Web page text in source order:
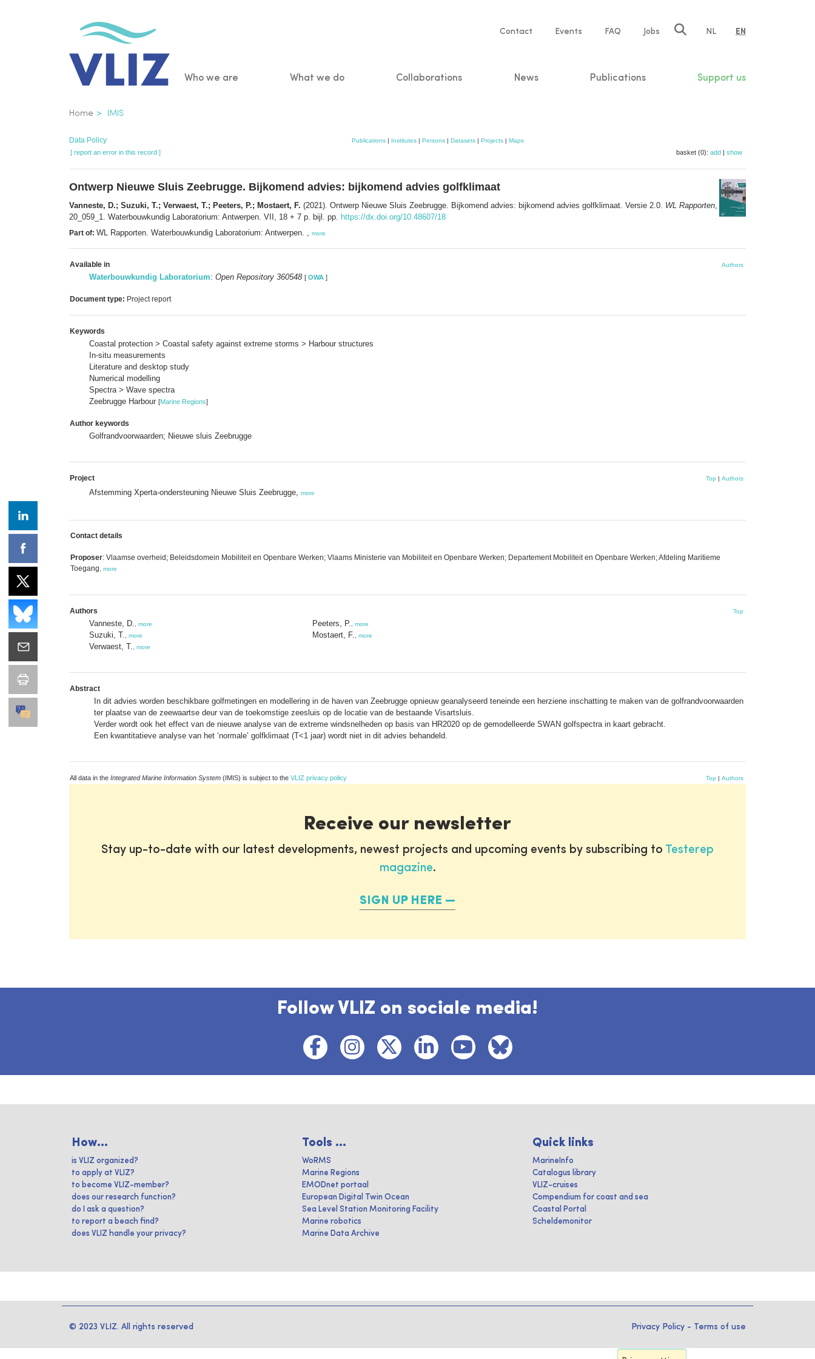
Service
Contact Events FAQ Jobs NL EN
Main
Who we are What we do Collaborations News Publications Support us
Breadcrumb
Home IMIS
Data Policy Publications | Institutes | Persons | Datasets | Projects | Maps
[ report an error in this record ] basket (0): add | show
Ontwerp Nieuwe Sluis Zeebrugge. Bijkomend advies: bijkomend advies golfklimaat
Vanneste, D.; Suzuki, T.; Verwaest, T.; Peeters, P.; Mostaert, F. (2021). Ontwerp Nieuwe Sluis Zeebrugge. Bijkomend advies: bijkomend advies golfklimaat. Versie 2.0. WL Rapporten
20_059_1. Waterbouwkundig Laboratorium: Antwerpen. VII, 18 + 7 p. bijl. pp.
https://dx.doi.org/10.48607/18
Part of: WL Rapporten. Waterbouwkundig Laboratorium: Antwerpen. , more
Available in Authors
Waterbouwkundig Laboratorium: Open Repository 360548 [ OWA ]
Document type: Project report
Keywords
Coastal protection > Coastal safety against extreme storms > Harbour structures
In-situ measurements
Literature and desktop study
Numerical modelling
Spectra > Wave spectra
Zeebrugge Harbour [Marine Regions]
Author keywords
Golfrandvoorwaarden; Nieuwe sluis Zeebrugge
Project Top | Authors
Afstemming Xperta-ondersteuning Nieuwe Sluis Zeebrugge, more
Contact details
Proposer: Vlaamse overheid; Beleidsdomein Mobiliteit en Openbare Werken; Vlaams Ministerie van Mobiliteit en Openbare Werken; Departement Mobiliteit en Openbare Werken; Afdeling Maritieme
Toegang
more
Authors Top
Vanneste, D. more
Suzuki, T. more
Verwaest, T. more
Peeters, P. more
Mostaert, F. more
Abstract
In dit advies worden beschikbare golfmetingen en modellering in de haven van Zeebrugge opnieuw geanalyseerd teneinde een herziene inschatting te maken van de golfrandvoorwaarden
ter plaatse van de zeewaartse deur van de toekomstige zeesluis op de locatie van de bestaande Visartsluis.
Verder wordt ook het effect van de nieuwe analyse van de extreme windsnelheden op basis van HR2020 op de gemodelleerde SWAN golfspectra in kaart gebracht.
Een kwantitatieve analyse van het ‘normale’ golfklimaat (T<1 jaar) wordt niet in dit advies behandeld.
All data in the Integrated Marine Information System (IMIS) is subject to the VLIZ privacy policy Top | Authors
Receive our newsletter
Stay up-to-date with our latest developments, newest projects and upcoming events by subscribing to Testerep
magazine.
SIGN UP HERE
Follow VLIZ on sociale media!
How...
is VLIZ organized?
to apply at VLIZ?
to become VLIZ-member?
does our research function?
do I ask a question?
to report a beach find?
does VLIZ handle your privacy?
Tools ...
WoRMS
Marine Regions
EMODnet portaal
European Digital Twin Ocean
Sea Level Station Monitoring Facility
Marine robotics
Marine Data Archive
Quick links
MarineInfo
Catalogus library
VLIZ-cruises
Compendium for coast and sea
Coastal Portal
Scheldemonitor
© 2023 VLIZ. All rights reserved Privacy Policy - Terms of use